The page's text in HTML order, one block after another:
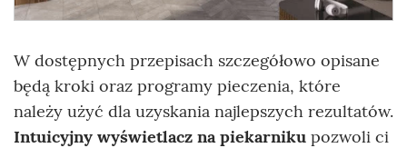
W dostępnych przepisach szczegółowo opisane
będą kroki oraz programy pieczenia, które
należy użyć dla uzyskania najlepszych rezultatów.
Intuicyjny wyświetlacz na piekarniku pozwoli ci